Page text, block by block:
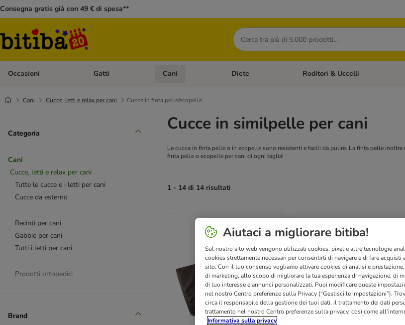
Consegna gratis già con 49 € di spesa**
Cerca
Occasioni Apri Menù Categoria: Occasioni
Gatti Apri Menù Categoria: Gatti
Cani Apri Menù Categoria: Cani
Diete Apri Menù Categoria: Diete
Roditori & Uccelli
Cani Cucce, letti e relax per cani Cucce in finta pelle/ecopelle
Categoria
Cani
Cucce, letti e relax per cani
Tutte le cucce e i letti per cani
Cucce da esterno
Recinti per cani
Gabbie per cani
Tutti i letti per cani
Prodotti ortopedici
Coperte per cani
Brand
Cucce in similpelle per cani
Le cucce in finta pelle o in ecopelle sono resistenti e facili da pulire. La finta pelle
finta pelle o ecopelle per cani di ogni taglia!
1 - 14 di 14 risultati
Aiutaci a migliorare bitiba!
Sul nostro sito web vengono utilizzati cookies, pixel e altre tecnologie
cookies strettamente necessari per consentirti di navigare e di fare acquisti
sito. Con il tuo consenso vogliamo attivare cookies di analisi e
di marketing, allo scopo di migliorare la tua esperienza di navigazione, di
di tuo interesse e annunci personalizzati. Puoi modificare queste
nel nostro Centro preferenze sulla Privacy (“Gestisci le impostazioni”).
circa il responsabile della gestione dei tuoi dati, il trattamento dei dati
trattamento nel nostro Centro preferenze sulla privacy, così come
Informativa sulla privacy